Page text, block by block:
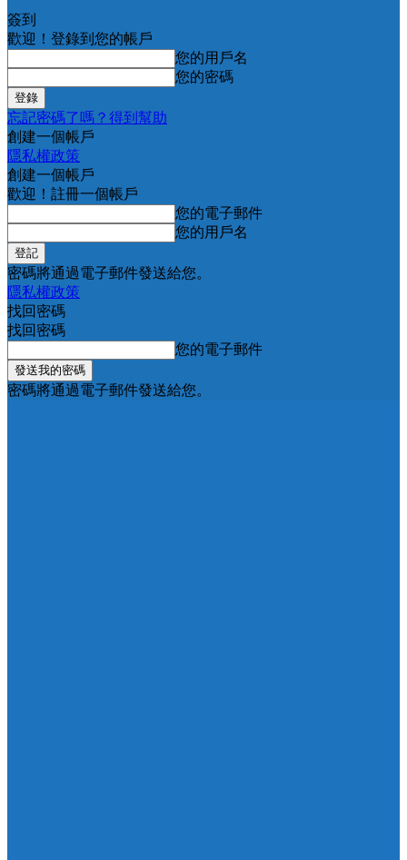
簽到
歡迎！登錄到您的帳戶
您的用戶名
您的密碼
忘記密碼了嗎？得到幫助
創建一個帳戶
隱私權政策
創建一個帳戶
歡迎！註冊一個帳戶
您的電子郵件
您的用戶名
密碼將通過電子郵件發送給您。
隱私權政策
找回密碼
找回密碼
您的電子郵件
密碼將通過電子郵件發送給您。